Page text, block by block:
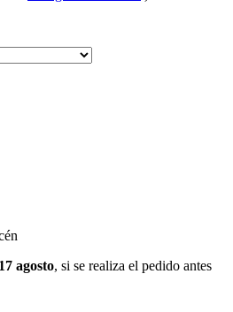
agosto, si se realiza el pedido antes